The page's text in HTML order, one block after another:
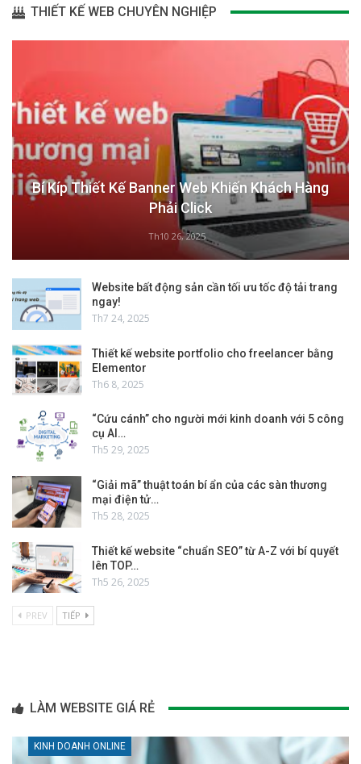
THIẾT KẾ WEB CHUYÊN NGHIỆP
Bí Kíp Thiết Kế Banner Web Khiến Khách Hàng
Phải Click
Th10 26, 2025
Website bất động sản cần tối ưu tốc độ tải trang
ngay!
Th7 24, 2025
Thiết kế website portfolio cho freelancer bằng
Elementor
Th6 8, 2025
“Cứu cánh” cho người mới kinh doanh với 5 công
cụ AI…
Th5 29, 2025
“Giải mã” thuật toán bí ẩn của các sàn thương
mại điện tử…
Th5 28, 2025
Thiết kế website “chuẩn SEO” từ A-Z với bí quyết
lên TOP…
Th5 26, 2025
PREV TIẾP
LÀM WEBSITE GIÁ RẺ
KINH DOANH ONLINE